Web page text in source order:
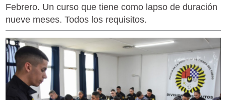
Febrero. Un curso que tiene como lapso de duración
nueve meses. Todos los requisitos.